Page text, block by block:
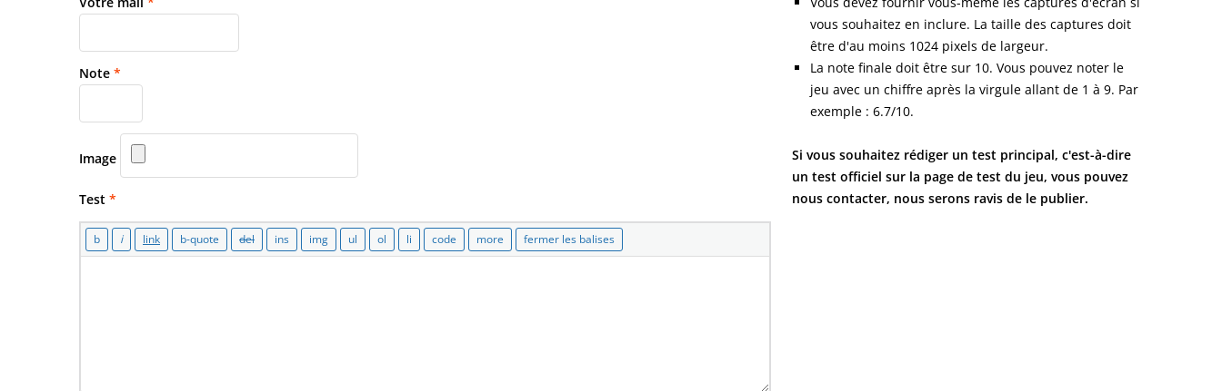
Note *
Image
Test *
vous souhaitez en inclure. La taille des captures doit
être d'au moins 1024 pixels de largeur.
La note finale doit être sur 10. Vous pouvez noter le
jeu avec un chiffre après la virgule allant de 1 à 9. Par
exemple : 6.7/10.
Si vous souhaitez rédiger un test principal, c'est-à-dire
un test officiel sur la page de test du jeu, vous pouvez
nous contacter, nous serons ravis de le publier.